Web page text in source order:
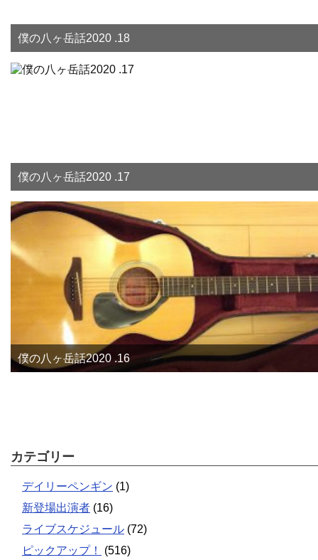
僕の八ヶ岳話2020 .18
僕の八ヶ岳話2020 .17
僕の八ヶ岳話2020 .16
カテゴリー
デイリーペンギン (1)
新登場出演者 (16)
ライブスケジュール (72)
ピックアップ！
(516)